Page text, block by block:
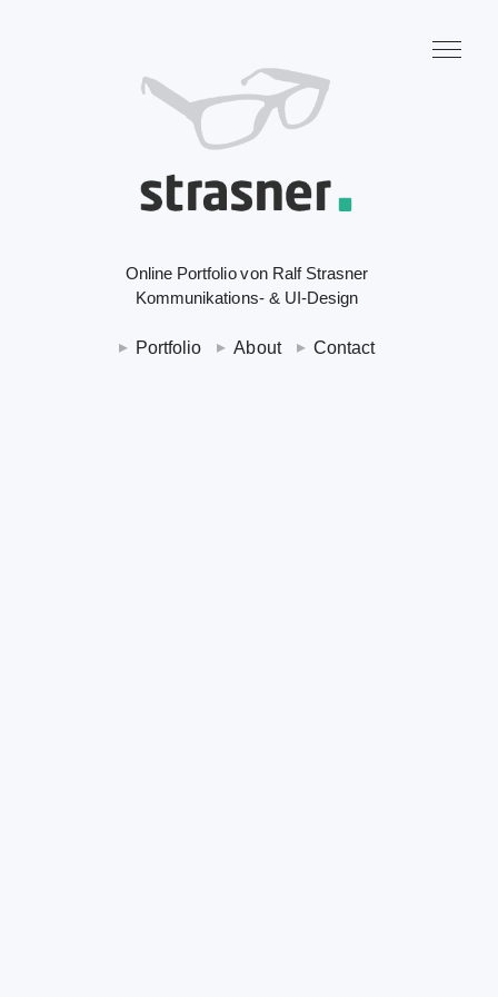
Online Portfolio von Ralf Strasner
Kommunikations- & UI-Design
Portfolio About Contact